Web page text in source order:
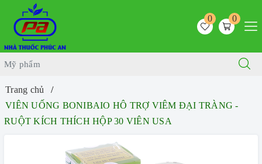
0
0
Trang chủ
VIÊN UỐNG BONIBAIO HÔ TRỢ VIÊM ĐẠI TRÀNG -
RUỘT KÍCH THÍCH HỘP 30 VIÊN USA